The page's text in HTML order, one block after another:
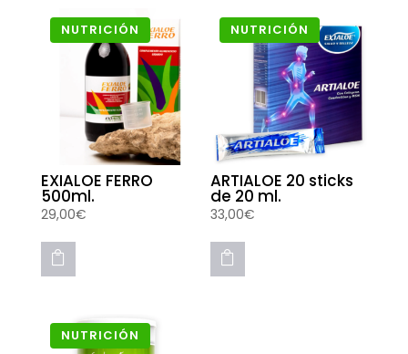
NUTRICIÓN
EXIALOE FERRO
500ml.
29,00€

NUTRICIÓN
ARTIALOE 20 sticks
de 20 ml.
33,00€

NUTRICIÓN